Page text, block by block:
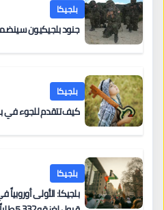
بلجيكا
جنود بلجيكيون
بلجيكا
كيف تتقدم للجوء في
بلجيكا